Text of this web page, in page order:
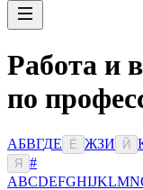
Работа и
по
АБВГДЕ Ё ЖЗИ Й
Я
#
ABCDEFGHIJKLMN